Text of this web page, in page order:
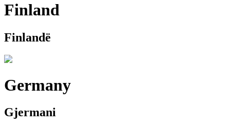
Finland
Finlandë
Germany
Gjermani